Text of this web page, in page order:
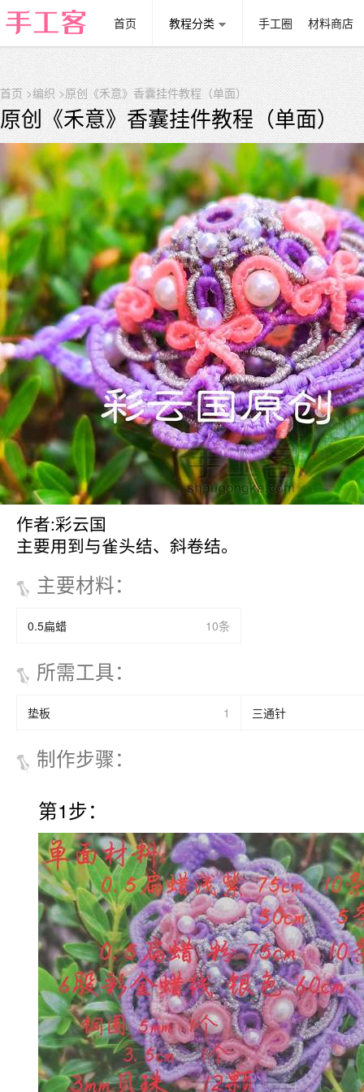
首页 教程分类 手工圈 材料商店
首页>编织>原创《禾意》香囊挂件教程（单面）
原创《禾意》香囊挂件教程（单面）
作者:彩云国
主要用到与雀头结、斜卷结。
主要材料：
0.5扁蜡 10条
所需工具：
垫板 1 三通针
制作步骤：
第1步：